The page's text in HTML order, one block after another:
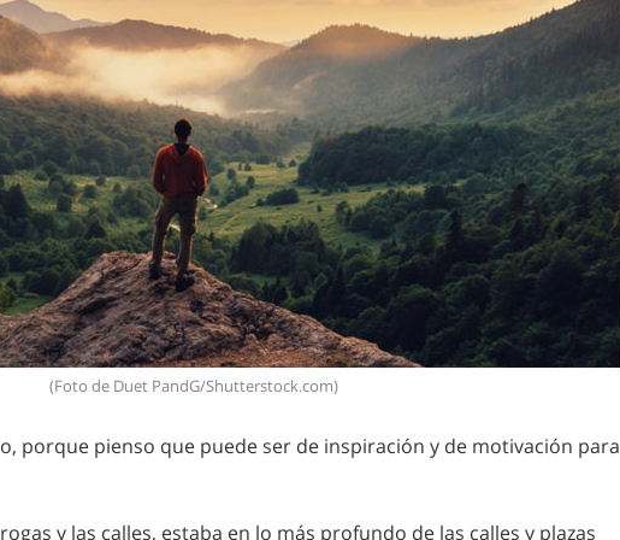
(Foto de Duet PandG/Shutterstock.com)
porque pienso que puede ser de inspiración y de motivación para
y las calles, estaba en lo más profundo de las calles y plazas